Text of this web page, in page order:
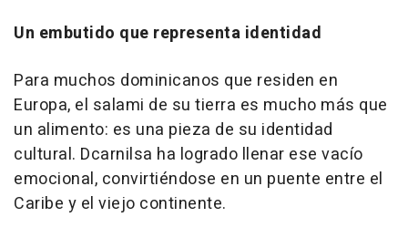
Un embutido que representa identidad
Para muchos dominicanos que residen en
Europa, el salami de su tierra es mucho más que
un alimento: es una pieza de su identidad
cultural. Dcarnilsa ha logrado llenar ese vacío
emocional, convirtiéndose en un puente entre el
Caribe y el viejo continente.